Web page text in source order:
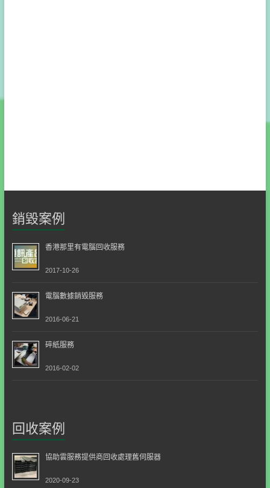
銷毀案例
香港那里有電腦回收服務
2017-10-26
電腦數據銷毀服務
2016-06-21
碎紙服務
2016-02-02
回收案例
協助雲服務提供商回收處理舊伺服器
2020-09-23